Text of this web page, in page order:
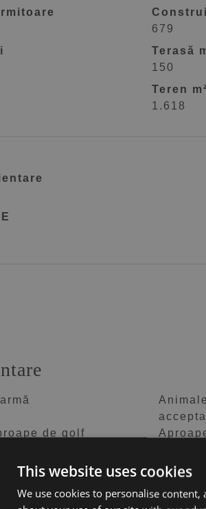
679
Terasă
150
Teren m²
1.618
de golf
de oraș
de zi
This website uses cookies
We use cookies to personalise